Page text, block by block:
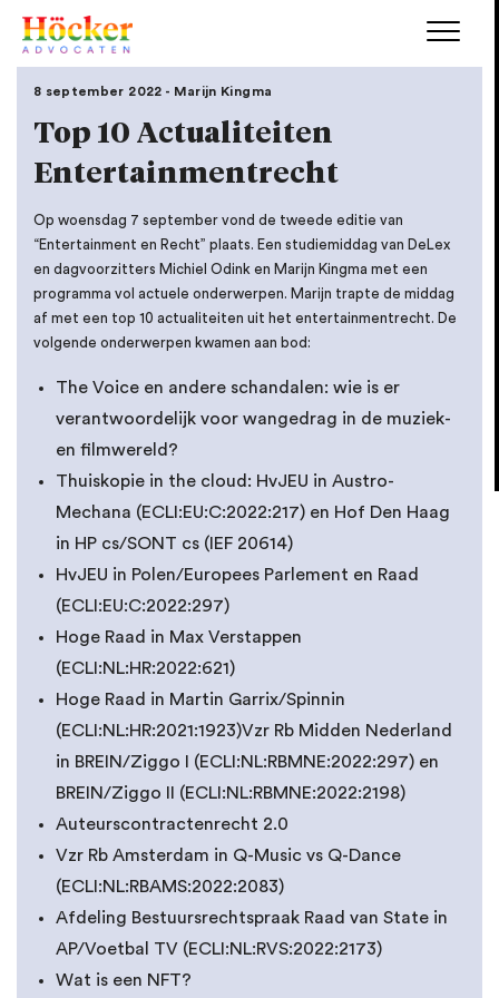
8 september 2022 - Marijn Kingma
Top 10 Actualiteiten
Entertainmentrecht
Op woensdag 7 september vond de tweede editie van
“Entertainment en Recht” plaats. Een studiemiddag van DeLex
en dagvoorzitters Michiel Odink en Marijn Kingma met een
programma vol actuele onderwerpen. Marijn trapte de middag
af met een top 10 actualiteiten uit het entertainmentrecht. De
volgende onderwerpen kwamen aan bod:
The Voice en andere schandalen: wie is er
verantwoordelijk voor wangedrag in de muziek-
en filmwereld?
Thuiskopie in the cloud: HvJEU in Austro-
Mechana (ECLI:EU:C:2022:217) en Hof Den Haag
in HP cs/SONT cs (IEF 20614)
HvJEU in Polen/Europees Parlement en Raad
(ECLI:EU:C:2022:297)
Hoge Raad in Max Verstappen
(ECLI:NL:HR:2022:621)
Hoge Raad in Martin Garrix/Spinnin
(ECLI:NL:HR:2021:1923)Vzr Rb Midden Nederland
in BREIN/Ziggo I (ECLI:NL:RBMNE:2022:297) en
BREIN/Ziggo II (ECLI:NL:RBMNE:2022:2198)
Auteurscontractenrecht 2.0
Vzr Rb Amsterdam in Q-Music vs Q-Dance
(ECLI:NL:RBAMS:2022:2083)
Afdeling Bestuursrechtspraak Raad van State in
AP/Voetbal TV (ECLI:NL:RVS:2022:2173)
Wat is een NFT?